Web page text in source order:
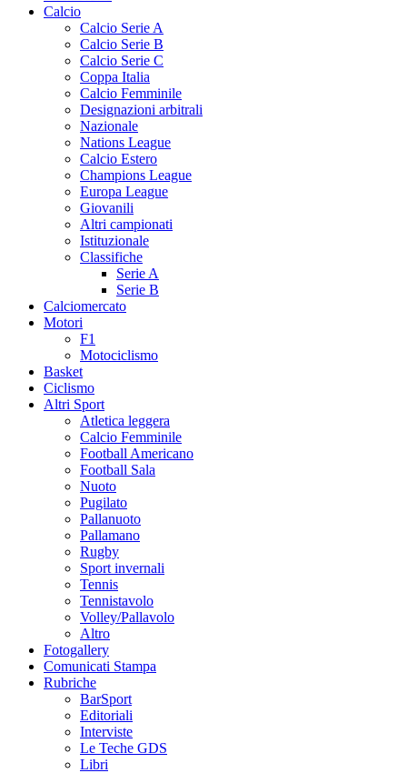
Calcio
Calcio Serie A
Calcio Serie B
Calcio Serie C
Coppa Italia
Calcio Femminile
Designazioni arbitrali
Nazionale
Nations League
Calcio Estero
Champions League
Europa League
Giovanili
Altri campionati
Istituzionale
Classifiche
Serie A
Serie B
Calciomercato
Motori
F1
Motociclismo
Basket
Ciclismo
Altri Sport
Atletica leggera
Calcio Femminile
Football Americano
Football Sala
Nuoto
Pugilato
Pallanuoto
Pallamano
Rugby
Sport invernali
Tennis
Tennistavolo
Volley/Pallavolo
Altro
Fotogallery
Comunicati Stampa
Rubriche
BarSport
Editoriali
Interviste
Le Teche GDS
Libri